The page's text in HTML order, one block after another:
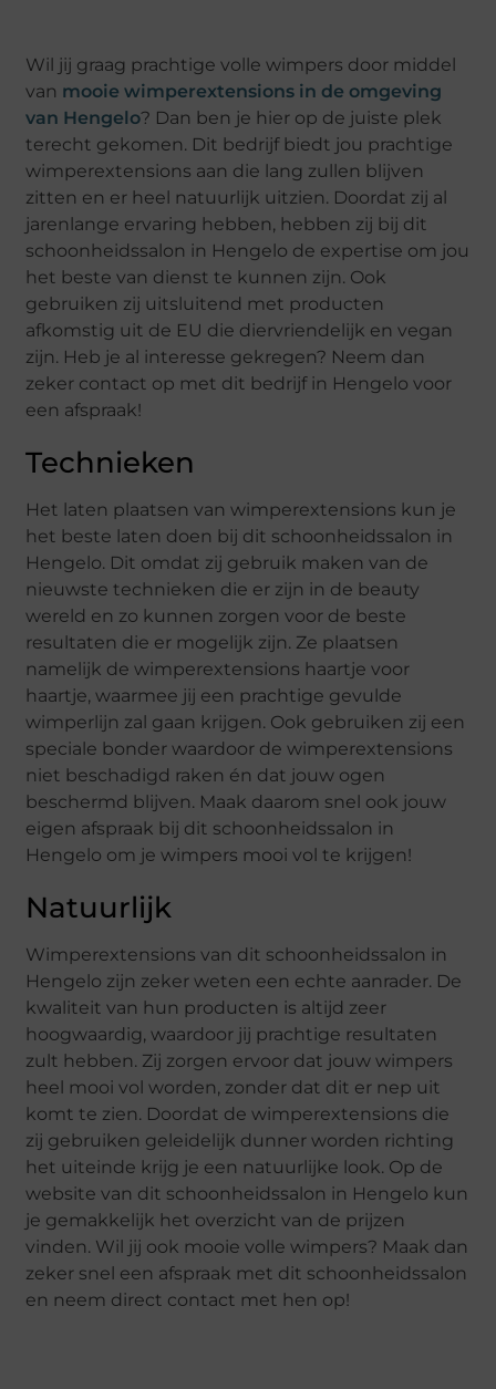
Wil jij graag prachtige volle wimpers door middel
van mooie wimperextensions in de omgeving
van Hengelo? Dan ben je hier op de juiste plek
terecht gekomen. Dit bedrijf biedt jou prachtige
wimperextensions aan die lang zullen blijven
zitten en er heel natuurlijk uitzien. Doordat zij al
jarenlange ervaring hebben, hebben zij bij dit
schoonheidssalon in Hengelo de expertise om jou
het beste van dienst te kunnen zijn. Ook
gebruiken zij uitsluitend met producten
afkomstig uit de EU die diervriendelijk en vegan
zijn. Heb je al interesse gekregen? Neem dan
zeker contact op met dit bedrijf in Hengelo voor
een afspraak!
Technieken
Het laten plaatsen van wimperextensions kun je
het beste laten doen bij dit schoonheidssalon in
Hengelo. Dit omdat zij gebruik maken van de
nieuwste technieken die er zijn in de beauty
wereld en zo kunnen zorgen voor de beste
resultaten die er mogelijk zijn. Ze plaatsen
namelijk de wimperextensions haartje voor
haartje, waarmee jij een prachtige gevulde
wimperlijn zal gaan krijgen. Ook gebruiken zij een
speciale bonder waardoor de wimperextensions
niet beschadigd raken én dat jouw ogen
beschermd blijven. Maak daarom snel ook jouw
eigen afspraak bij dit schoonheidssalon in
Hengelo om je wimpers mooi vol te krijgen!
Natuurlijk
Wimperextensions van dit schoonheidssalon in
Hengelo zijn zeker weten een echte aanrader. De
kwaliteit van hun producten is altijd zeer
hoogwaardig, waardoor jij prachtige resultaten
zult hebben. Zij zorgen ervoor dat jouw wimpers
heel mooi vol worden, zonder dat dit er nep uit
komt te zien. Doordat de wimperextensions die
zij gebruiken geleidelijk dunner worden richting
het uiteinde krijg je een natuurlijke look. Op de
website van dit schoonheidssalon in Hengelo kun
je gemakkelijk het overzicht van de prijzen
vinden. Wil jij ook mooie volle wimpers? Maak dan
zeker snel een afspraak met dit schoonheidssalon
en neem direct contact met hen op!